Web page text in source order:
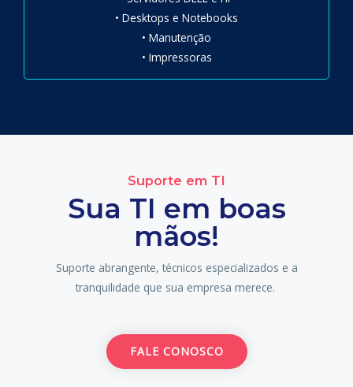
• Desktops e Notebooks
• Manutenção
• Impressoras
Suporte em TI
Sua TI em boas
mãos!
Suporte abrangente, técnicos especializados e a
tranquilidade que sua empresa merece.
FALE CONOSCO